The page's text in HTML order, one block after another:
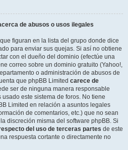
de abusos o usos ilegales
figuran en la lista del grupo donde dice
para enviar sus quejas. Si así no obtiene
con el dueño del dominio (efectúe una
correo sobre un dominio gratuito (Yahoo!,
o administración de abusos de
que phpBB Limited carece de
ser de ninguna manera responsable
este sistema de foros. No tiene
Limited en relación a asuntos legales
de comentarios, etc.) que no sean
discreción misma del software phpBB. Si
del uso de terceras partes de este
respuesta cortante o directamente no